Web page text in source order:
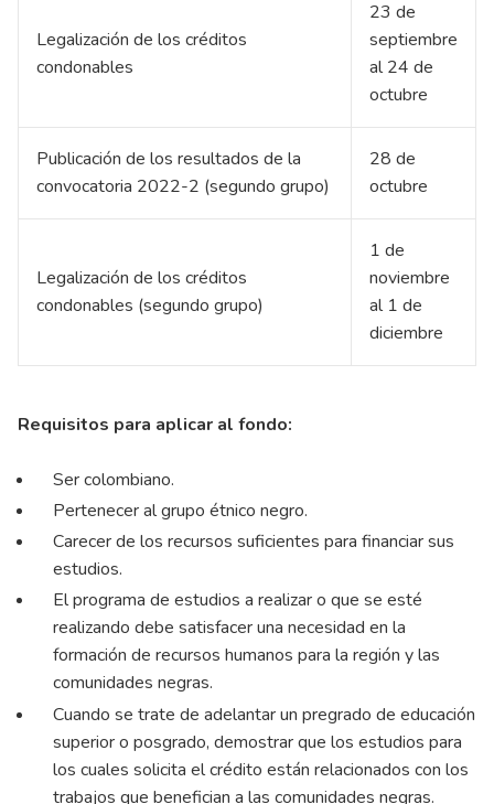
Legalización de los créditos
condonables
23 de
septiembre
al 24 de
octubre
Publicación de los resultados de la
convocatoria 2022-2 (segundo grupo)
28 de
octubre
Legalización de los créditos
condonables (segundo grupo)
1 de
noviembre
al 1 de
diciembre
Requisitos para aplicar al fondo:
Ser colombiano.
Pertenecer al grupo étnico negro.
Carecer de los recursos suficientes para financiar sus
estudios.
El programa de estudios a realizar o que se esté
realizando debe satisfacer una necesidad en la
formación de recursos humanos para la región y las
comunidades negras.
Cuando se trate de adelantar un pregrado de educación
superior o posgrado, demostrar que los estudios para
los cuales solicita el crédito están relacionados con los
trabajos que benefician a las comunidades negras.